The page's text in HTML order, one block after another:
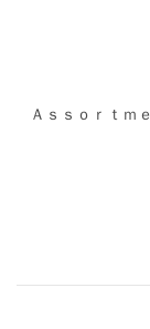
Ａｓｓｏｒｔ